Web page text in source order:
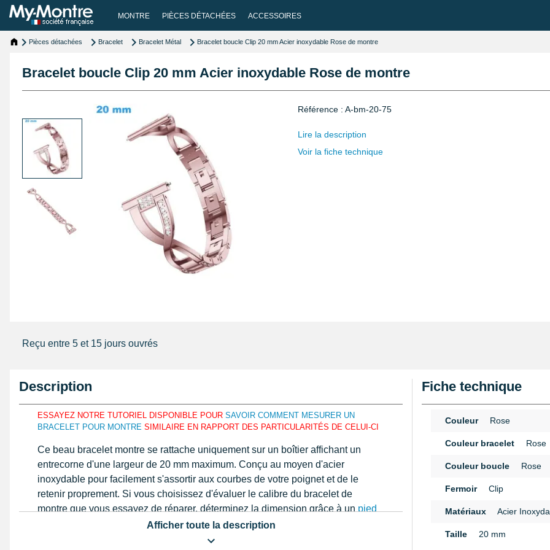
MONTRE PIÈCES DÉTACHÉES ACCESSOIRES
Pièces détachées Bracelet Bracelet Métal Bracelet boucle Clip 20 mm Acier inoxydable Rose de montre
Bracelet boucle Clip 20 mm Acier inoxydable Rose de montre
Référence : A-bm-20-75
Lire la description
Voir la fiche technique
Reçu entre 5 et 15 jours ouvrés
Description
ESSAYEZ NOTRE TUTORIEL DISPONIBLE POUR SAVOIR COMMENT MESURER UN
BRACELET POUR MONTRE SIMILAIRE EN RAPPORT DES PARTICULARITÉS DE CELUI-CI
Ce beau bracelet montre se rattache uniquement sur un boîtier affichant un
entrecorne d'une largeur de 20 mm maximum. Conçu au moyen d'acier
inoxydable pour facilement s'assortir aux courbes de votre poignet et de le
retenir proprement. Si vous choisissez d'évaluer le calibre du bracelet de
montre que vous essayez de réparer, déterminez la dimension grâce à un pied
à coulisse à lecture digitaleou une règle graduée identique au guide écrit.
Fabriqué avec de l'acier inoxydable, ce produit horloger comporte une boucle
Afficher toute la description
Fiche technique
Couleur Rose
Couleur bracelet Rose
Couleur boucle Rose
Fermoir Clip
Matériaux Acier
Taille 20 mm